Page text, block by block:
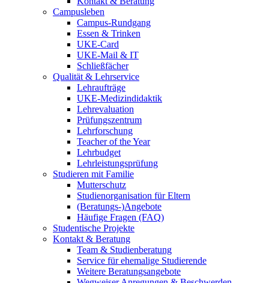
Campusleben
Campus-Rundgang
Essen & Trinken
UKE-Card
UKE-Mail & IT
Schließfächer
Qualität & Lehrservice
Lehraufträge
UKE-Medizindidaktik
Lehrevaluation
Prüfungszentrum
Lehrforschung
Teacher of the Year
Lehrbudget
Lehrleistungsprüfung
Studieren mit Familie
Mutterschutz
Studienorganisation für Eltern
(Beratungs-)Angebote
Häufige Fragen (FAQ)
Studentische Projekte
Kontakt & Beratung
Team & Studienberatung
Service für ehemalige Studierende
Weitere Beratungsangebote